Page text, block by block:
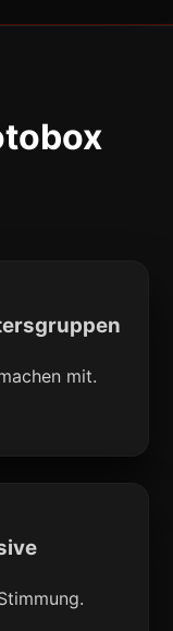
mit.